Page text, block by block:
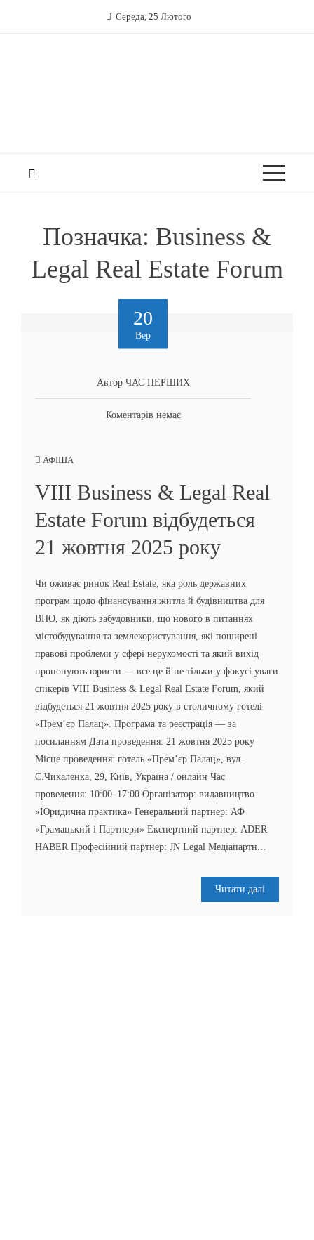
Середа, 25 Лютого
Позначка: Business &
Legal Real Estate Forum
20
Вер
Автор ЧАС ПЕРШИХ
Коментарів немає
АФІША
VIII Business & Legal Real
Estate Forum відбудеться
21 жовтня 2025 року
Чи оживає ринок Real Estate, яка роль державних
програм щодо фінансування житла й будівництва для
ВПО, як діють забудовники, що нового в питаннях
містобудування та землекористування, які поширені
правові проблеми у сфері нерухомості та який вихід
пропонують юристи — все це й не тільки у фокусі уваги
спікерів VIII Business & Legal Real Estate Forum, який
відбудеться 21 жовтня 2025 року в столичному готелі
«Прем’єр Палац». Програма та реєстрація — за
посиланням Дата проведення: 21 жовтня 2025 року
Місце проведення: готель «Прем’єр Палац», вул.
Є.Чикаленка, 29, Київ, Україна / онлайн Час
проведення: 10:00–17:00 Організатор: видавництво
«Юридична практика» Генеральний партнер: АФ
«Грамацький і Партнери» Експертний партнер: ADER
HABER Професійний партнер: JN Legal Медіапартн...
Читати далі